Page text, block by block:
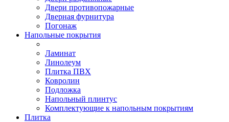
Двери противопожарные
Дверная фурнитура
Погонаж
Напольные покрытия
Ламинат
Линолеум
Плитка ПВХ
Ковролин
Подложка
Напольный плинтус
Комплектующие к напольным покрытиям
Плитка